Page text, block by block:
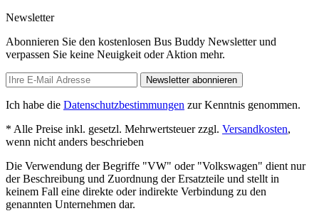
Newsletter
Abonnieren Sie den kostenlosen Bus Buddy Newsletter und
verpassen Sie keine Neuigkeit oder Aktion mehr.
Newsletter abonnieren
Ich habe die Datenschutzbestimmungen zur Kenntnis genommen.
* Alle Preise inkl. gesetzl. Mehrwertsteuer zzgl. Versandkosten,
wenn nicht anders beschrieben
Die Verwendung der Begriffe "VW" oder "Volkswagen" dient nur
der Beschreibung und Zuordnung der Ersatzteile und stellt in
keinem Fall eine direkte oder indirekte Verbindung zu den
genannten Unternehmen dar.